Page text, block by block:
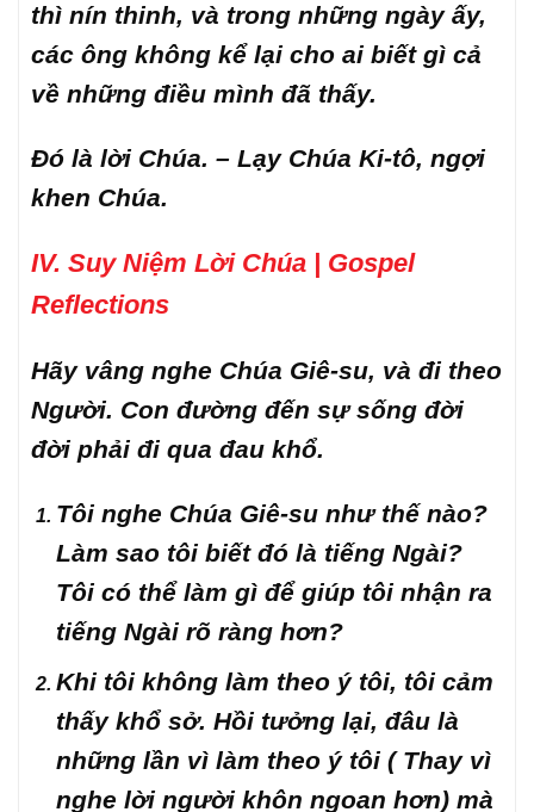
thì nín thinh, và trong những ngày ấy,
các ông không kể lại cho ai biết gì cả
về những điều mình đã thấy.
Đó là lời Chúa. – Lạy Chúa Ki-tô, ngợi
khen Chúa.
IV. Suy Niệm Lời Chúa | Gospel
Reflections
Hãy vâng nghe Chúa Giê-su, và đi theo
Người. Con đường đến sự sống đời
đời phải đi qua đau khổ.
Tôi nghe Chúa Giê-su như thế nào?
Làm sao tôi biết đó là tiếng Ngài?
Tôi có thể làm gì để giúp tôi nhận ra
tiếng Ngài rõ ràng hơn?
Khi tôi không làm theo ý tôi, tôi cảm
thấy khổ sở. Hồi tưởng lại, đâu là
những lần vì làm theo ý tôi ( Thay vì
nghe lời người khôn ngoan hơn) mà